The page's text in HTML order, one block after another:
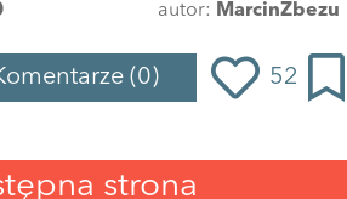
autor: MarcinZbezu
(0) 52
strona